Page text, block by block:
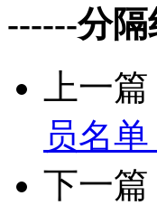
------分
上一篇
员名单
下一篇